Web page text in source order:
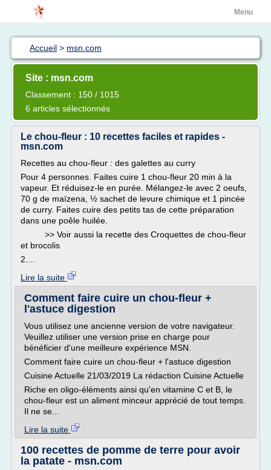
Menu
Accueil > msn.com
Site : msn.com
Classement : 150 / 1015
6 articles sélectionnés
Le chou-fleur : 10 recettes faciles et rapides -
msn.com
Recettes au chou-fleur : des galettes au curry
Pour 4 personnes. Faites cuire 1 chou-fleur 20 min à la
vapeur. Et réduisez-le en purée. Mélangez-le avec 2 oeufs,
70 g de maïzena, ½ sachet de levure chimique et 1 pincée
de curry. Faites cuire des petits tas de cette préparation
dans une poêle huilée.
>> Voir aussi la recette des Croquettes de chou-fleur
et brocolis
2....
Lire la suite
Comment faire cuire un chou-fleur +
l'astuce digestion
Vous utilisez une ancienne version de votre navigateur.
Veuillez utiliser une version prise en charge pour
bénéficier d'une meilleure expérience MSN.
Comment faire cuire un chou-fleur + l'astuce digestion
Cuisine Actuelle 21/03/2019 La rédaction Cuisine Actuelle
Riche en oligo-éléments ainsi qu'en vitamine C et B, le
chou-fleur est un aliment minceur apprécié de tout temps.
Il ne se...
Lire la suite
100 recettes de pomme de terre pour avoir
la patate - msn.com